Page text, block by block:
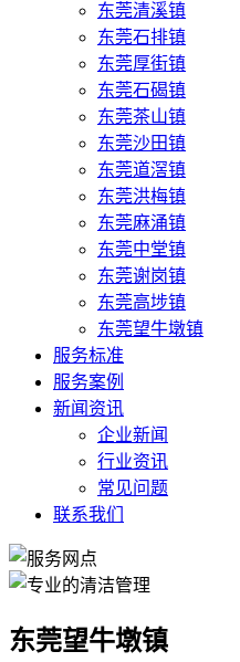
东莞清溪镇
东莞石排镇
东莞厚街镇
东莞石碣镇
东莞茶山镇
东莞沙田镇
东莞道滘镇
东莞洪梅镇
东莞麻涌镇
东莞中堂镇
东莞谢岗镇
东莞高埗镇
东莞望牛墩镇
服务标准
服务案例
新闻资讯
企业新闻
行业资讯
常见问题
联系我们
东莞望牛墩镇